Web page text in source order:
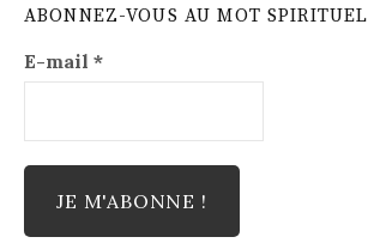
ABONNEZ-VOUS AU MOT SPIRITUEL
E-mail *